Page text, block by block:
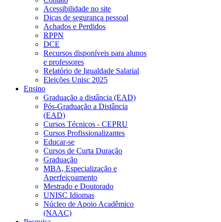
Acessibilidade no site
Dicas de segurança pessoal
Achados e Perdidos
RPPN
DCE
Recursos disponíveis para alunos
e professores
Relatório de Igualdade Salarial
Eleições Unisc 2025
Ensino
Graduação a distância (EAD)
Pós-Graduação a Distância
(EAD)
Cursos Técnicos - CEPRU
Cursos Profissionalizantes
Educar-se
Cursos de Curta Duração
Graduação
MBA, Especialização e
Aperfeiçoamento
Mestrado e Doutorado
UNISC Idiomas
Núcleo de Apoio Acadêmico
(NAAC)